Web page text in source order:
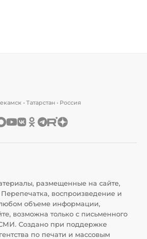
• Татарстан • Россия
размещенные на сайте,
воспроизведение и
объеме информации,
возможна только с письменного
Создано при поддержке
по печати и массовым